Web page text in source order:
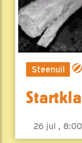
Steenuil
26 jul , 8:00